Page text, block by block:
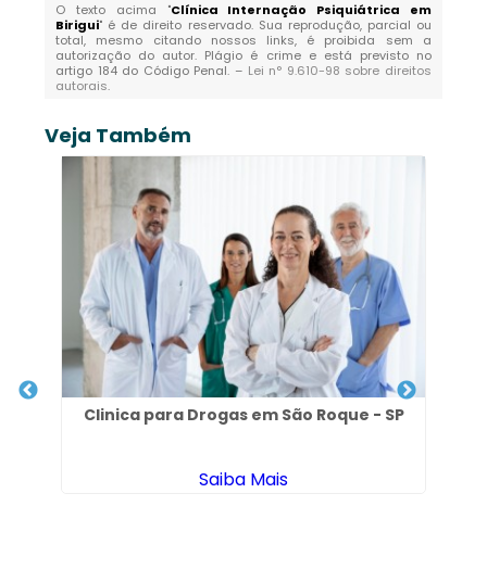
O texto acima "Clínica Internação Psiquiátrica em
Birigui" é de direito reservado. Sua reprodução, parcial ou
total, mesmo citando nossos links, é proibida sem a
autorização do autor. Plágio é crime e está previsto no
artigo 184 do Código Penal. – Lei n° 9.610-98 sobre direitos
autorais.
Veja Também
Clinica para Drogas em São Roque - SP
Saiba Mais